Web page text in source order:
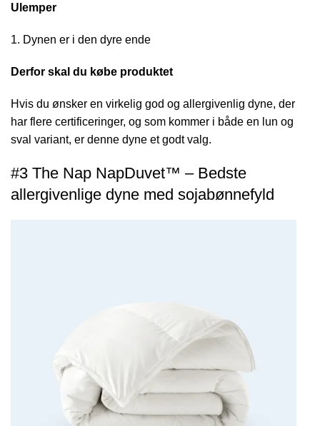
Ulemper
Dynen er i den dyre ende
Derfor skal du købe produktet
Hvis du ønsker en virkelig god og allergivenlig dyne, der
har flere certificeringer, og som kommer i både en lun og
sval variant, er denne dyne et godt valg.
#3 The Nap NapDuvet™ – Bedste
allergivenlige dyne med sojabønnefyld